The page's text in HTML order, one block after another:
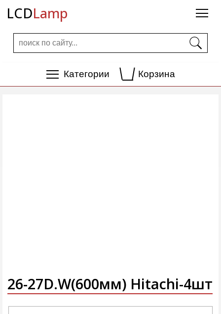
LCDLamp
Категории Корзина
26-27D.W(600мм) Hitachi-4шт